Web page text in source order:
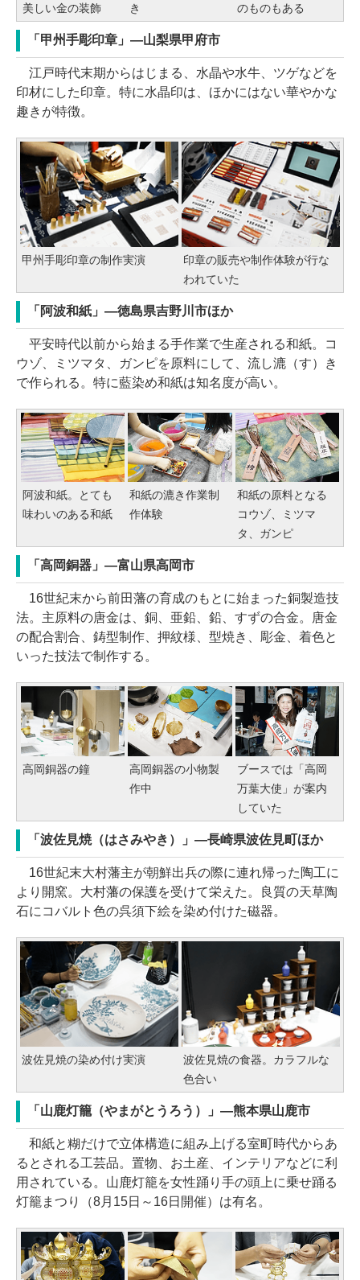
美しい金の装飾 き のものもある
「甲州手彫印章」―山梨県甲府市
江戸時代末期からはじまる、水晶や水牛、ツゲなどを
印材にした印章。特に水晶印は、ほかにはない華やかな
趣きが特徴。
甲州手彫印章の制作実演
印章の販売や制作体験が行な
われていた
「阿波和紙」―徳島県吉野川市ほか
平安時代以前から始まる手作業で生産される和紙。コ
ウゾ、ミツマタ、ガンピを原料にして、流し漉（す）き
で作られる。特に藍染め和紙は知名度が高い。
阿波和紙。とても
味わいのある和紙
和紙の漉き作業制
作体験
和紙の原料となる
コウゾ、ミツマ
タ、ガンピ
「高岡銅器」―富山県高岡市
16世紀末から前田藩の育成のもとに始まった銅製造技
法。主原料の唐金は、銅、亜鉛、鉛、すずの合金。唐金
の配合割合、鋳型制作、押紋様、型焼き、彫金、着色と
いった技法で制作する。
高岡銅器の鐘
高岡銅器の小物製
作中
ブースでは「高岡
万葉大使」が案内
していた
「波佐見焼（はさみやき）」―長崎県波佐見町ほか
16世紀末大村藩主が朝鮮出兵の際に連れ帰った陶工に
より開窯。大村藩の保護を受けて栄えた。良質の天草陶
石にコバルト色の呉須下絵を染め付けた磁器。
波佐見焼の染め付け実演
波佐見焼の食器。カラフルな
色合い
「山鹿灯籠（やまがとうろう）」―熊本県山鹿市
和紙と糊だけで立体構造に組み上げる室町時代からあ
るとされる工芸品。置物、お土産、インテリアなどに利
用されている。山鹿灯籠を女性踊り手の頭上に乗せ踊る
灯籠まつり（8月15日～16日開催）は有名。